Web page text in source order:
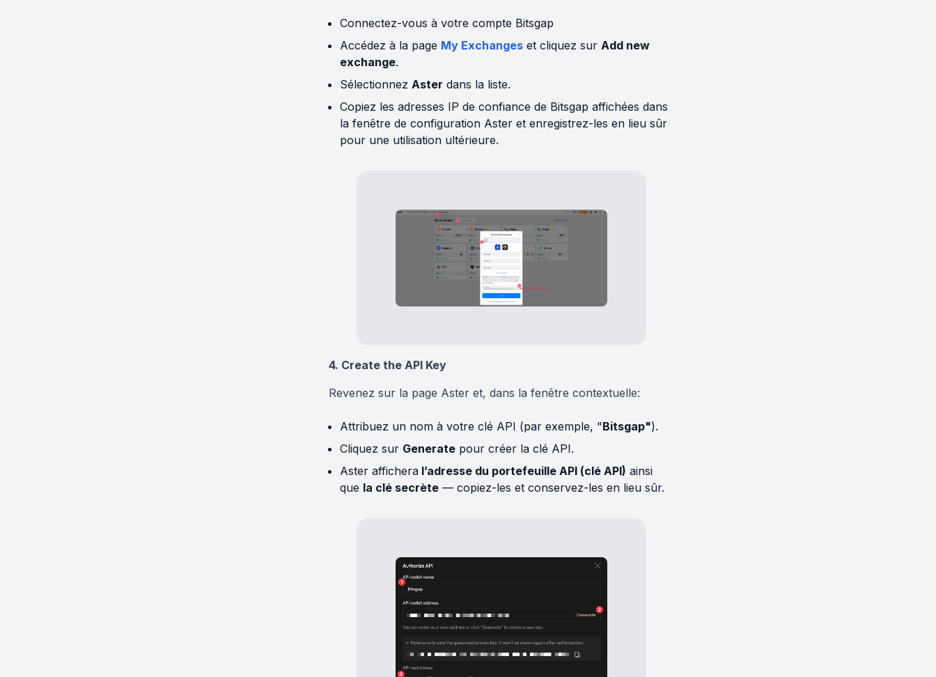
Connectez-vous à votre compte Bitsgap
Accédez à la page My Exchanges et cliquez sur Add new
exchange.
Sélectionnez Aster dans la liste.
Copiez les adresses IP de confiance de Bitsgap affichées dans
la fenêtre de configuration Aster et enregistrez-les en lieu sûr
pour une utilisation ultérieure.
4. Create the API Key
Revenez sur la page Aster et, dans la fenêtre contextuelle:
Attribuez un nom à votre clé API (par exemple, "Bitsgap").
Cliquez sur Generate pour créer la clé API.
Aster affichera l’adresse du portefeuille API (clé API) ainsi
que la clé secrète — copiez-les et conservez-les en lieu sûr.